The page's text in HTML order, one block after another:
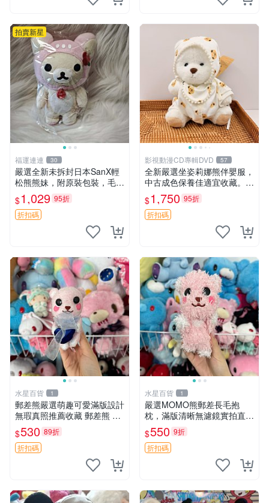
拍賣新星
福運連連 30
嚴選全新未拆封日本SanX輕
松熊熊妹，附原裝包裝，毛絨
質地極佳，細膩可愛，推薦收
藏兼送禮，適合女性好友或家
人，限量釋出。鬆熊、熊玩
$1,029 95折
折扣碼
影視動漫CD專輯DVD 57
全新嚴選坐姿莉娜熊伴嬰服，
中古成色保養佳適宜收藏。無
盒子但品質完好，快速出貨。
建議入手！ 中古 玩偶 滬漫
$1,750 95折
折扣碼
水星百貨 1
郵差熊嚴選萌趣可愛滿版設計
無瑕真照推薦收藏 郵差熊 熊
抱枕 紅薯啵啵間
$530 89折
折扣碼
水星百貨 1
嚴選MOMO熊郵差長毛抱
枕，滿版清晰無濾鏡實拍直
銷。每周新品到貨，不容錯
過！ 郵差熊 長毛 抱枕
$550 9折
折扣碼